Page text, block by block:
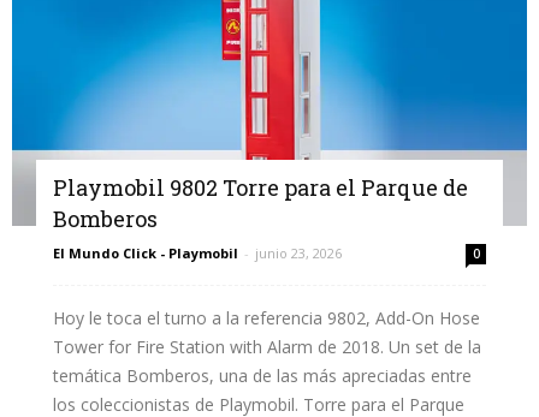
Playmobil 9802 Torre para el Parque de
Bomberos
El Mundo Click - Playmobil - junio 23, 2026 0
Hoy le toca el turno a la referencia 9802, Add-On Hose
Tower for Fire Station with Alarm de 2018. Un set de la
temática Bomberos, una de las más apreciadas entre
los coleccionistas de Playmobil. Torre para el Parque